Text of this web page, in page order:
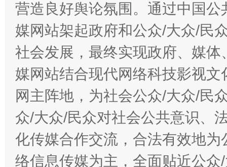
在谋一域中谋全局
今
营造良好舆论氛围。通过中国
媒网站架起政府和公众/大众/民
社会发展，最终实现政府、媒
媒网站结合现代网络科技影视
网主阵地，为社会公众/大众/民
众/大众/民众对社会公共意识、
化传媒合作交流，合法有效地
络信息传媒为主，全面贴近公